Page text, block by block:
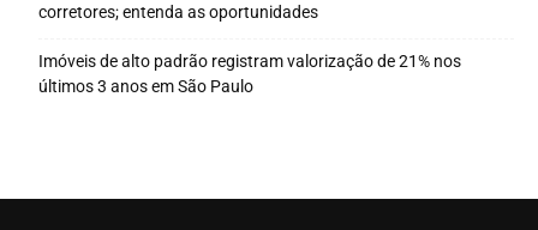
corretores; entenda as oportunidades
Imóveis de alto padrão registram valorização de 21% nos
últimos 3 anos em São Paulo